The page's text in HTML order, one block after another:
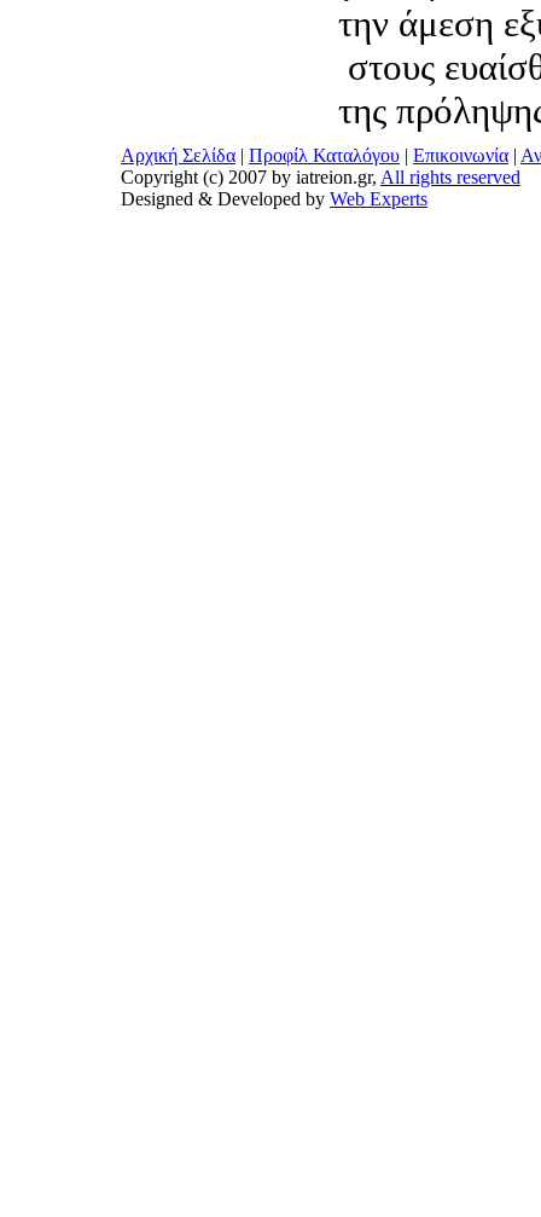
την άμεση
στους
της
Αρχική Σελίδα | Προφίλ Καταλόγου | Επικοινωνία |
Copyright (c) 2007 by iatreion.gr, All rights reserved
Designed & Developed by Web Experts